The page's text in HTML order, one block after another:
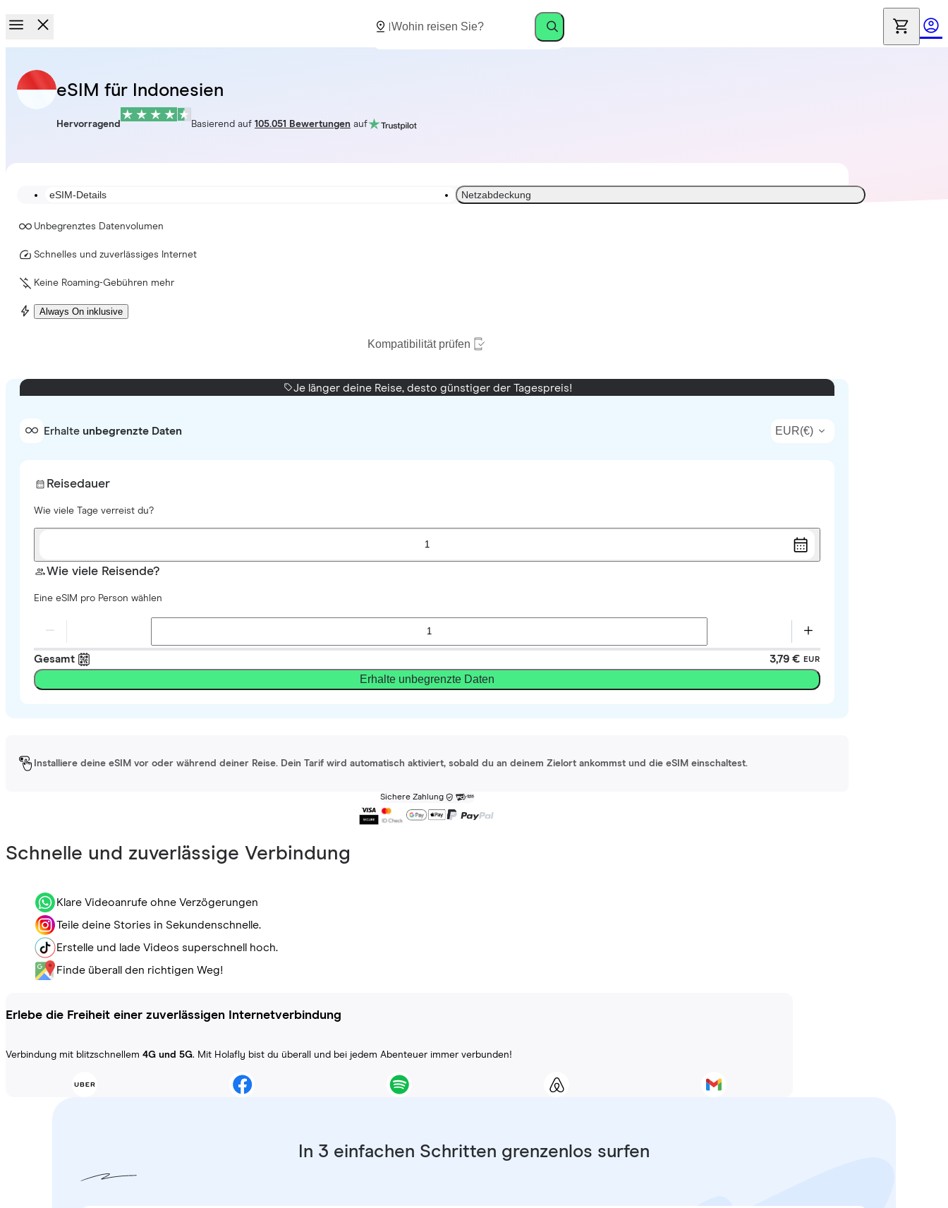
eSIM für Indonesien
Hervorragend Basierend auf 105.051 Bewertungen auf
eSIM-Details Netzabdeckung
Unbegrenztes Datenvolumen
Schnelles und zuverlässiges Internet
Keine Roaming-Gebühren mehr
Always On inklusive
Kompatibilität prüfen
Je länger deine Reise, desto günstiger der Tagespreis!
Erhalte unbegrenzte Daten EUR(€)
Reisedauer
Wie viele Tage verreist du?
1
Wie viele Reisende?
Eine eSIM pro Person wählen
Gesamt 3,79 € EUR
Erhalte unbegrenzte Daten
Installiere deine eSIM vor oder während deiner Reise. Dein Tarif wird automatisch aktiviert, sobald du an deinem Zielort ankommst und die eSIM einschaltest.
Sichere Zahlung
Schnelle und zuverlässige Verbindung
Klare Videoanrufe ohne Verzögerungen
Teile deine Stories in Sekundenschnelle.
Erstelle und lade Videos superschnell hoch.
Finde überall den richtigen Weg!
Erlebe die Freiheit einer zuverlässigen Internetverbindung
Verbindung mit blitzschnellem 4G und 5G. Mit Holafly bist du überall und bei jedem Abenteuer immer verbunden!
In 3 einfachen Schritten grenzenlos surfen